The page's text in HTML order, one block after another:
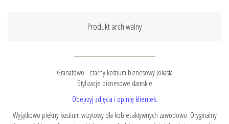
Produkt archiwalny
Granatowo - czarny kostium biznesowy Jokasta
Stylizacje biznesowe damskie
Obejrzyj zdjęcia i opinię klientek.
Wyjątkowo piękny kostium wizytowy dla kobiet aktywnych zawodowo. Oryginalny